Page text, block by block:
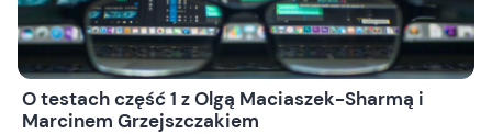
O testach część 1 z Olgą Maciaszek-Sharmą i
Marcinem Grzejszczakiem